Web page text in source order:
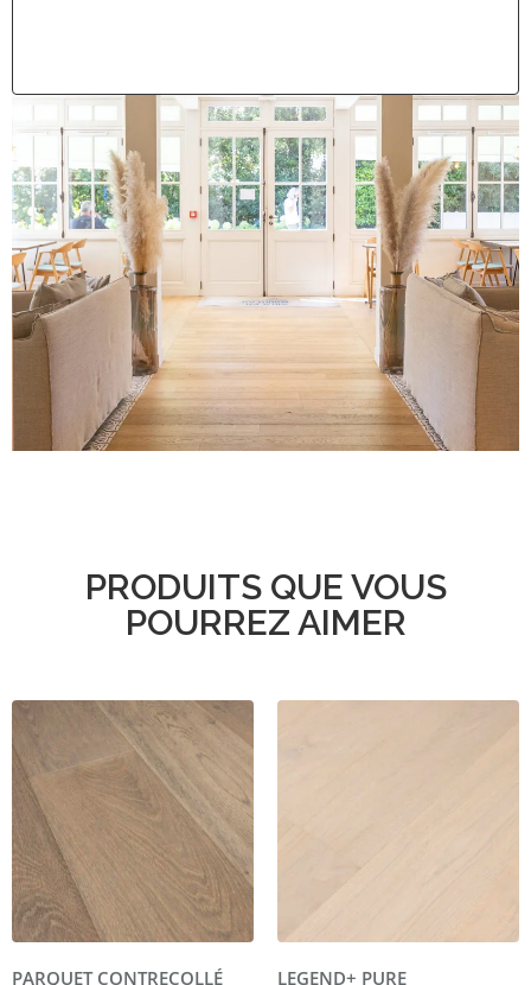
PRODUITS QUE VOUS
POURREZ AIMER
PARQUET CONTRECOLLÉ
LEGEND+ PURE